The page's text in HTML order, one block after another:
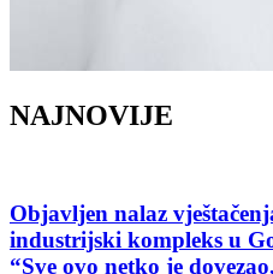
NAJNOVIJE
Objavljen nalaz
industrijski kompleks u
“Sve ovo netko je